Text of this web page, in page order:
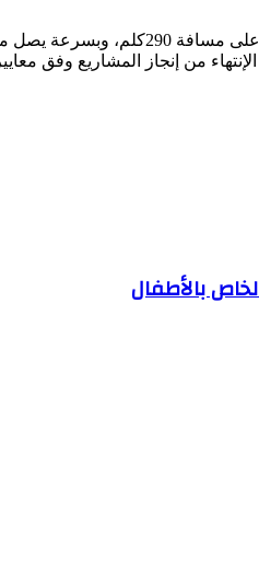
في الساعة.
من إنجاز المشاريع وفق
بالأطفال